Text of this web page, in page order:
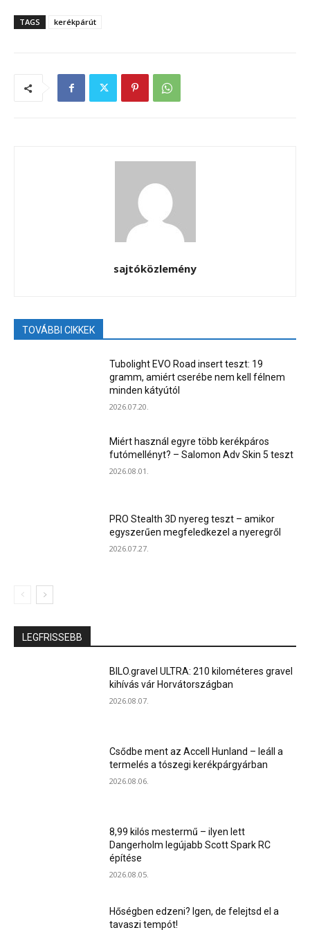
TAGS kerékpárút
sajtóközlemény
TOVÁBBI CIKKEK
Tubolight EVO Road insert teszt: 19
gramm, amiért cserébe nem kell félnem
minden kátyútól
2026.07.20.
Miért használ egyre több kerékpáros
futómellényt? – Salomon Adv Skin 5 teszt
2026.08.01.
PRO Stealth 3D nyereg teszt – amikor
egyszerűen megfeledkezel a nyeregről
2026.07.27.
LEGFRISSEBB
BILO.gravel ULTRA: 210 kilométeres gravel
kihívás vár Horvátországban
2026.08.07.
Csődbe ment az Accell Hunland – leáll a
termelés a tószegi kerékpárgyárban
2026.08.06.
8,99 kilós mestermű – ilyen lett
Dangerholm legújabb Scott Spark RC
építése
2026.08.05.
Hőségben edzeni? Igen, de felejtsd el a
tavaszi tempót!